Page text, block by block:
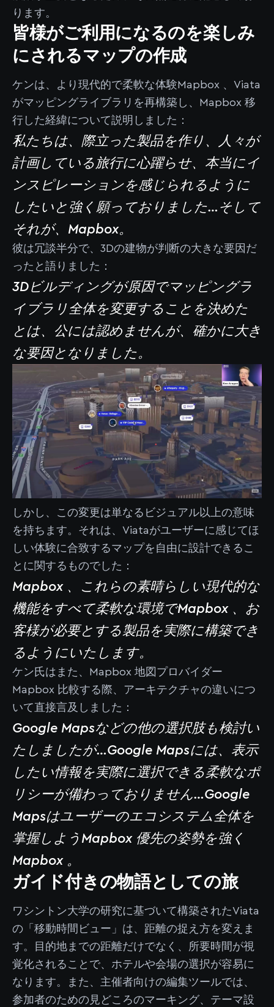
ります。
皆様がご利用になるのを楽しみ
にされるマップの作成
ケンは、より現代的で柔軟な体験Mapbox 、Viata
がマッピングライブラリを再構築し、Mapbox 移
行した経緯について説明しました：
私たちは、際立った製品を作り、人々が
計画している旅行に心躍らせ、本当にイ
ンスピレーションを感じられるように
したいと強く願っておりました…そして
それが、Mapbox。
彼は冗談半分で、3Dの建物が判断の大きな要因だ
ったと語りました：
3Dビルディングが原因でマッピングラ
イブラリ全体を変更することを決めた
とは、公には認めませんが、確かに大き
な要因となりました。
しかし、この変更は単なるビジュアル以上の意味
を持ちます。それは、Viataがユーザーに感じてほ
しい体験に合致するマップを自由に設計できるこ
とに関するものでした：
Mapbox 、これらの素晴らしい現代的な
機能をすべて柔軟な環境でMapbox 、お
客様が必要とする製品を実際に構築でき
るようにいたします。
ケン氏はまた、Mapbox 地図プロバイダー
Mapbox 比較する際、アーキテクチャの違いにつ
いて直接言及しました：
Google Mapsなどの他の選択肢も検討い
たしましたが…Google Mapsには、表示
したい情報を実際に選択できる柔軟なポ
リシーが備わっておりません…Google
Mapsはユーザーのエコシステム全体を
掌握しようMapbox 優先の姿勢を強く
Mapbox 。
ガイド付きの物語としての旅
ワシントン大学の研究に基づいて構築されたViata
の「移動時間ビュー」は、距離の捉え方を変えま
す。目的地までの距離だけでなく、所要時間が視
覚化されることで、ホテルや会場の選択が容易に
なります。また、主催者向けの編集ツールでは、
参加者のための見どころのマーキング、テーマ設